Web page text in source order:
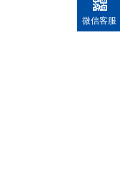
微信客服